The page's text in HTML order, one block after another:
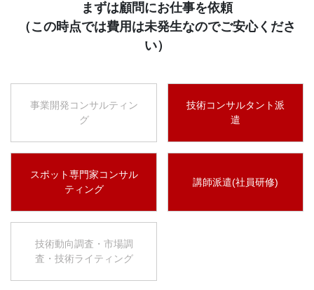
まずは顧問にお仕事を依頼
（この時点では費用は未発生なのでご安心くださ
い）
事業開発コンサルティン
グ
技術コンサルタント派
遣
スポット専門家コンサル
ティング
講師派遣(社員研修)
技術動向調査・市場調
査・技術ライティング